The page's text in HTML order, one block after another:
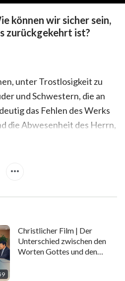
können wir sicher sein,
zurückgekehrt ist?
unter Trostlosigkeit zu
und Schwestern, die an
das Fehlen des Werks
die Abwesenheit des Herrn,
der Rückkehr des Herrn.
sei, wie können wir
Christlicher Film | Der
Unterschied zwischen den
Worten Gottes und den